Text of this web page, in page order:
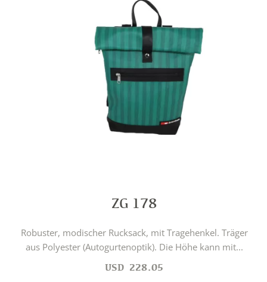
ZG 178
Robuster, modischer Rucksack, mit Tragehenkel. Träger
aus Polyester (Autogurtenoptik). Die Höhe kann mit...
USD 228.05